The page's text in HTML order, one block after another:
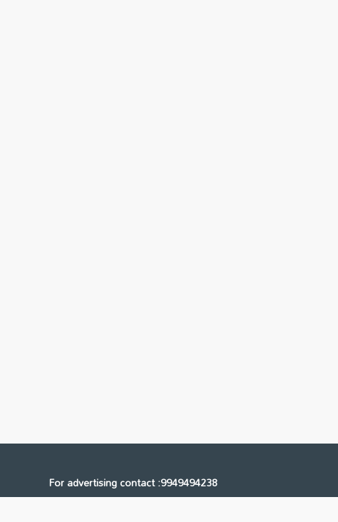
For advertising contact :9949494238
Email: digital@ntvnetwork.com